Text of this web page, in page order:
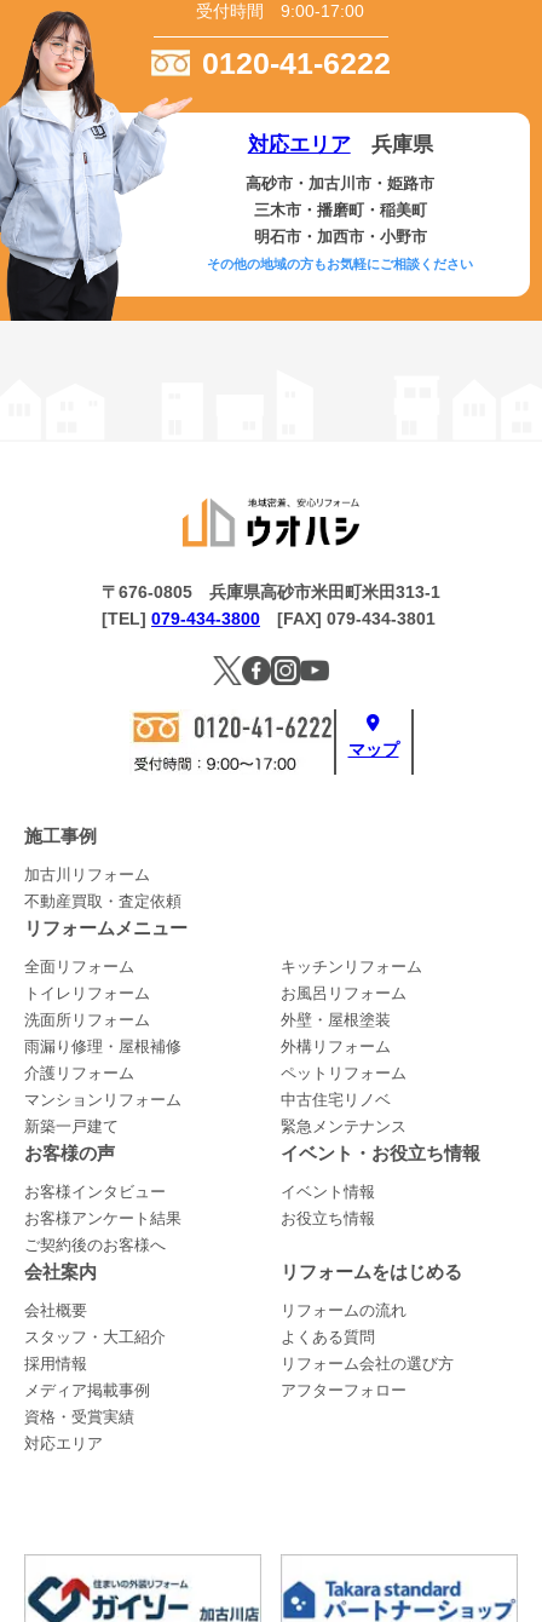
受付時間 9:00-17:00
0120-41-6222
対応エリア兵庫県
高砂市・加古川市・姫路市
三木市・播磨町・稲美町
明石市・加西市・小野市
その他の地域の方もお気軽にご相談ください
マップ
〒676-0805 兵庫県高砂市米田町米田313-1
[TEL] 079-434-3800 [FAX] 079-434-3801
施工事例
加古川リフォーム
不動産買取・査定依頼
リフォームメニュー
全面リフォーム
キッチンリフォーム
トイレリフォーム
お風呂リフォーム
洗面所リフォーム
外壁・屋根塗装
雨漏り修理・屋根補修
外構リフォーム
介護リフォーム
ペットリフォーム
マンションリフォーム
中古住宅リノベ
新築一戸建て
緊急メンテナンス
お客様の声
お客様インタビュー
お客様アンケート結果
ご契約後のお客様へ
イベント・お役立ち情報
イベント情報
お役立ち情報
会社案内
会社概要
スタッフ・大工紹介
採用情報
メディア掲載事例
資格・受賞実績
対応エリア
リフォームをはじめる
リフォームの流れ
よくある質問
リフォーム会社の選び方
アフターフォロー